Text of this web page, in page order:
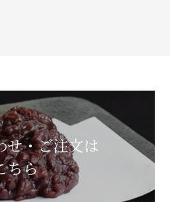
せ・ご注文は
ちら